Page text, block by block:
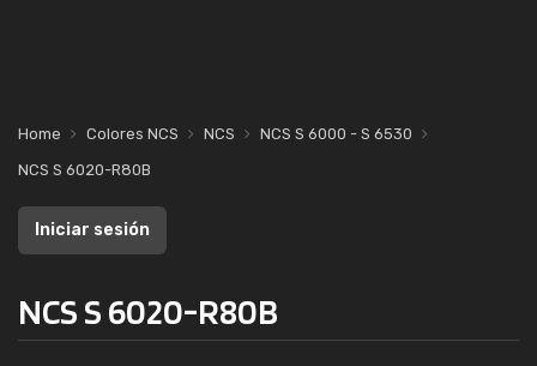
Home Colores NCS NCS
NCS S 6000 - S 6530
NCS S 6020-R80B
Iniciar sesión
NCS S 6020-R80B